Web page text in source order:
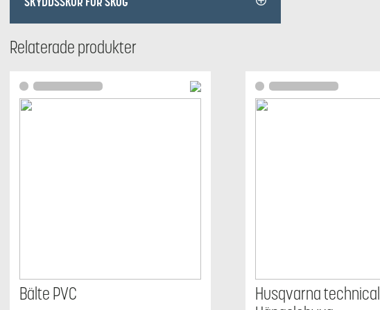
Relaterade produkter
Bälte PVC
Husqvarna technical